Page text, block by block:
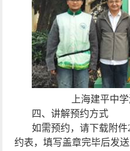
上海建平中
四、讲解预约方式
如需预约，请下载附件
约表，填写盖章完毕后发送